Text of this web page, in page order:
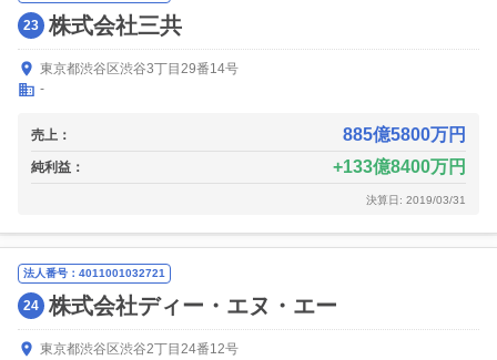
23 株式会社三共
東京都渋谷区渋谷3丁目29番14号
-
売上： 885億5800万円
純利益： 133億8400万円
決算日: 2019/03/31
法人番号：4011001032721
24 株式会社ディー・エヌ・エー
東京都渋谷区渋谷2丁目24番12号